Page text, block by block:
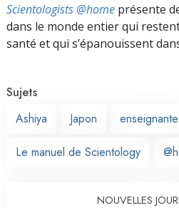
Scientologists @home présente
dans le monde entier qui
santé et qui s’épanouissent
Sujets
Ashiya
Japon enseignante
Le manuel de Scientology
NOUVELLES